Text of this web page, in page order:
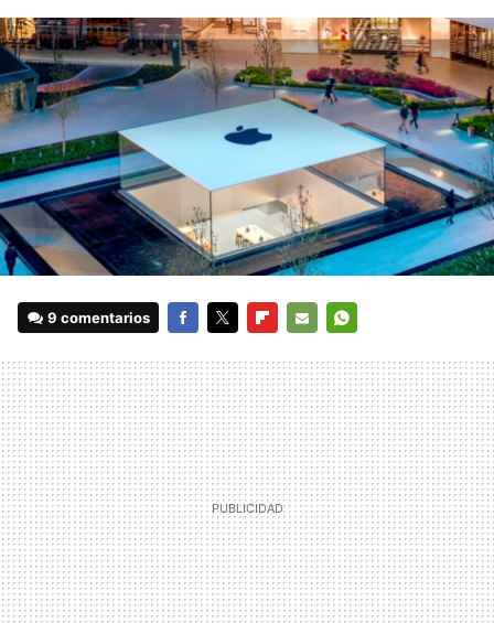
9 comentarios
MAIL